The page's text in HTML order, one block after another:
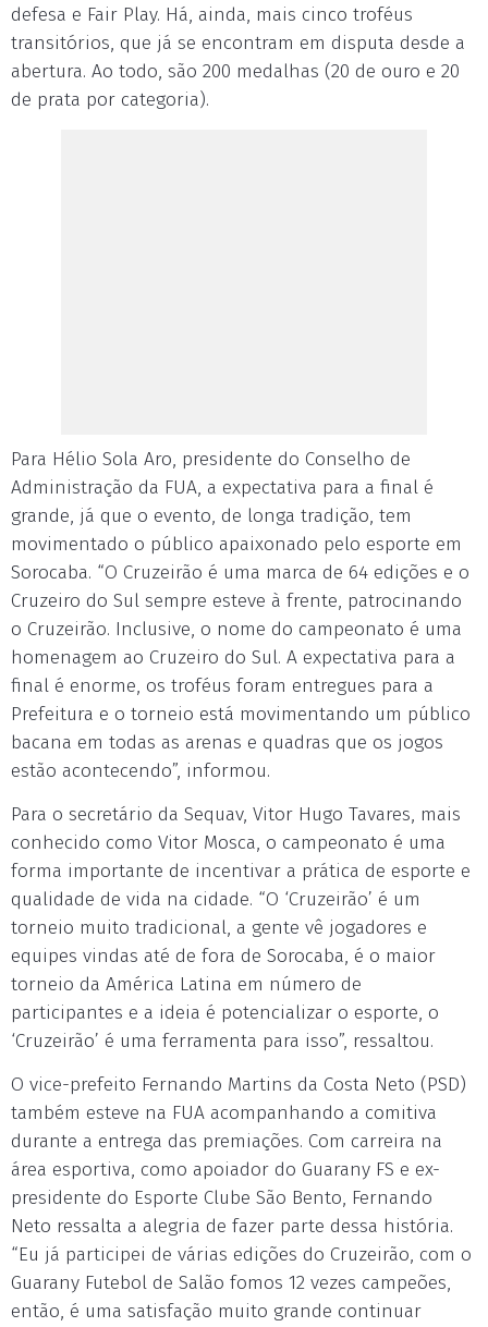
defesa e Fair Play. Há, ainda, mais cinco troféus
transitórios, que já se encontram em disputa desde a
abertura. Ao todo, são 200 medalhas (20 de ouro e 20
de prata por categoria).
Para Hélio Sola Aro, presidente do Conselho de
Administração da FUA, a expectativa para a final é
grande, já que o evento, de longa tradição, tem
movimentado o público apaixonado pelo esporte em
Sorocaba. “O Cruzeirão é uma marca de 64 edições e o
Cruzeiro do Sul sempre esteve à frente, patrocinando
o Cruzeirão. Inclusive, o nome do campeonato é uma
homenagem ao Cruzeiro do Sul. A expectativa para a
final é enorme, os troféus foram entregues para a
Prefeitura e o torneio está movimentando um público
bacana em todas as arenas e quadras que os jogos
estão acontecendo”, informou.
Para o secretário da Sequav, Vitor Hugo Tavares, mais
conhecido como Vitor Mosca, o campeonato é uma
forma importante de incentivar a prática de esporte e
qualidade de vida na cidade. “O ‘Cruzeirão’ é um
torneio muito tradicional, a gente vê jogadores e
equipes vindas até de fora de Sorocaba, é o maior
torneio da América Latina em número de
participantes e a ideia é potencializar o esporte, o
‘Cruzeirão’ é uma ferramenta para isso”, ressaltou.
O vice-prefeito Fernando Martins da Costa Neto (PSD)
também esteve na FUA acompanhando a comitiva
durante a entrega das premiações. Com carreira na
área esportiva, como apoiador do Guarany FS e ex-
presidente do Esporte Clube São Bento, Fernando
Neto ressalta a alegria de fazer parte dessa história.
“Eu já participei de várias edições do Cruzeirão, com o
Guarany Futebol de Salão fomos 12 vezes campeões,
então, é uma satisfação muito grande continuar